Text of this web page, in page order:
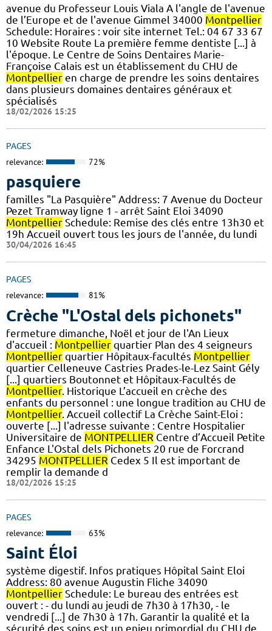
avenue du Professeur Louis Viala A l'angle de l'avenue
de l’Europe et de l'avenue Gimmel 34000 Montpellier
Schedule: Horaires : voir site internet Tel.: 04 67 33 67
10 Website Route La première femme dentiste [...] à
l'époque. Le Centre de Soins Dentaires Marie-
Françoise Calais est un établissement du CHU de
Montpellier en charge de prendre les soins dentaires
dans plusieurs domaines dentaires généraux et
spécialisés
18/02/2026 15:25
PAGES
relevance: 72%
pasquiere
familles "La Pasquière" Address: 7 Avenue du Docteur
Pezet Tramway ligne 1 - arrêt Saint Eloi 34090
Montpellier Schedule: Remise des clés entre 13h30 et
19h Accueil ouvert tous les jours de l'année, du lundi
30/04/2026 16:45
PAGES
relevance: 81%
Crèche "L'Ostal dels pichonets"
fermeture dimanche, Noël et jour de l'An Lieux
d'accueil : Montpellier quartier Plan des 4 seigneurs
Montpellier quartier Hôpitaux-facultés Montpellier
quartier Celleneuve Castries Prades-le-Lez Saint Gély
[...] quartiers Boutonnet et Hôpitaux-Facultés de
Montpellier. Historique L’accueil en crèche des
enfants du personnel : une longue tradition au CHU de
Montpellier. Accueil collectif La Crèche Saint-Eloi :
ouverte [...] l'adresse suivante : Centre Hospitalier
Universitaire de MONTPELLIER Centre d’Accueil Petite
Enfance L'Ostal dels Pichonets 20 rue de Forcrand
34295 MONTPELLIER Cedex 5 Il est important de
remplir la demande d
18/02/2026 15:25
PAGES
relevance: 63%
Saint Éloi
système digestif. Infos pratiques Hôpital Saint Eloi
Address: 80 avenue Augustin Fliche 34090
Montpellier Schedule: Le bureau des entrées est
ouvert : - du lundi au jeudi de 7h30 à 17h30, - le
vendredi [...] de 7h30 à 17h. Garantir la qualité et la
sécurité des soins est un enjeu primordial du CHU de